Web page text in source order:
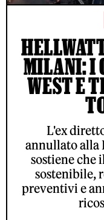
MILANI: I
WEST E
L'ex
annullato alla
sostiene che
sostenibile,
preventivi e